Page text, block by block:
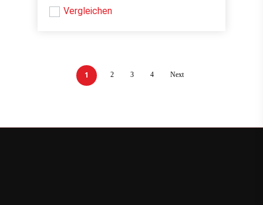
Vergleichen
1 2 3 4 Next